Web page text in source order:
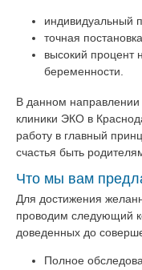
индивидуальный
точная
высокий процент
беременности.
В данном
клиники ЭКО в
работу в главный
счастья быть
Что мы вам
Для достижения
проводим следующий
доведенных до
Полное